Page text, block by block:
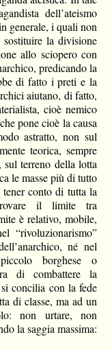
dell’ateismo
generale, i quali non
la divisione
allo sciopero con
predicando la
di fatto i preti e la
aiutano, di fatto,
cioè nemico
pone cioè la causa
astratto, non sul
teorica, sempre
sul terreno della lotta
le masse più di tutto
conto di tutta la
il limite tra
è relativo, mobile,
“rivoluzionarismo”
né nel
borghese o
di combattere la
concilia con la fede
di classe, ma ad un
non urtare, non
la saggia massima: